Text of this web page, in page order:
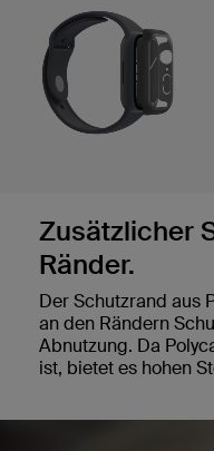
Zusätzlicher
Ränder.
Der Schutzrand aus
an den Rändern
Abnutzung. Da
ist, bietet es hohen